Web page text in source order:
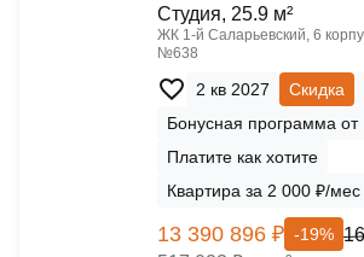
Cтудия, 25.9 м²
ЖК 1‑й Саларьевский, 6
№638
2 кв 2027 Скидка
Бонусная программа
Платите как хотите
Квартира за 2 000 ₽/мес
13 390 896 ₽ -19%